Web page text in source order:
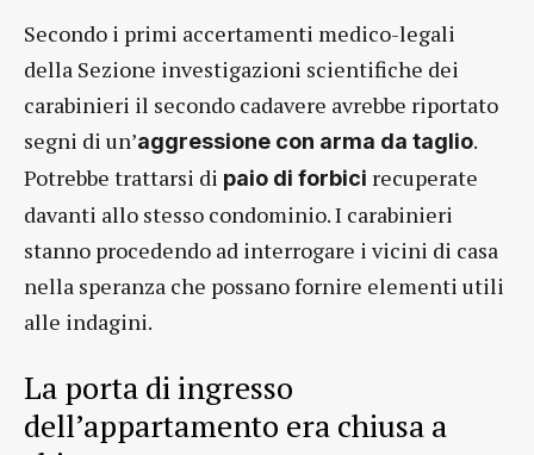
Secondo i primi accertamenti medico-legali
della Sezione investigazioni scientifiche dei
carabinieri il secondo cadavere avrebbe riportato
segni di un’aggressione con arma da taglio.
Potrebbe trattarsi di paio di forbici recuperate
davanti allo stesso condominio. I carabinieri
stanno procedendo ad interrogare i vicini di casa
nella speranza che possano fornire elementi utili
alle indagini.
La porta di ingresso
dell’appartamento era chiusa a